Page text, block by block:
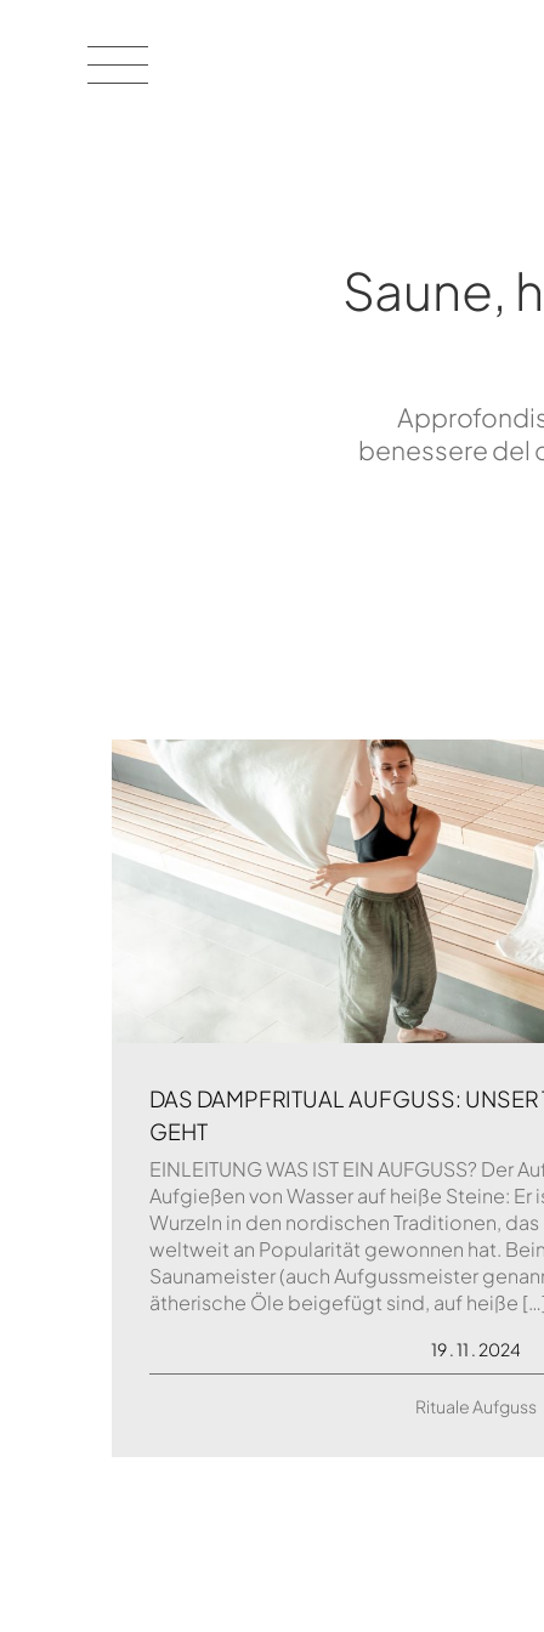
Saune,
benessere del
DAS DAMPFRITUAL AUFGUSS:
GEHT
EINLEITUNG WAS IST EIN AUFGUSS? Der
Aufgießen von Wasser auf heiße Steine: Er
Wurzeln in den nordischen Traditionen,
weltweit an Popularität gewonnen hat.
Saunameister (auch Aufgussmeister
ätherische Öle beigefügt sind, auf heiße
19 . 11 . 2024
Rituale Aufguss